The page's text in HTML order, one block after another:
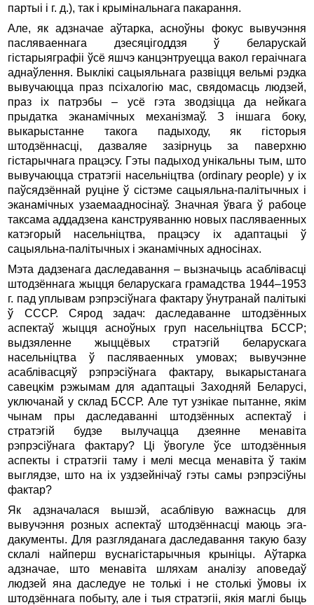
партыі і г. д.), так і крымінальнага пакарання.
Але, як адзначае аўтарка, асноўны фокус вывучэння
пасляваеннага дзесяцігоддзя ў беларускай
гістарыяграфіі ўсё яшчэ канцэнтруецца вакол гераічнага
аднаўлення. Выклікі сацыяльнага развіцця вельмі рэдка
вывучаюцца праз псіхалогію мас, свядомасць людзей,
праз іх патрэбы – усё гэта зводзіцца да нейкага
прыдатка эканамічных механізмаў. З іншага боку,
выкарыстанне такога падыходу, як гісторыя
штодзённасці, дазваляе зазірнуць за паверхню
гістарычнага працэсу. Гэты падыход унікальны тым, што
вывучаюцца стратэгіі насельніцтва (ordinary people) у іх
паўсядзённай руціне ў сістэме сацыяльна-палітычных і
эканамічных узаемаадносінаў. Значная ўвага ў рабоце
таксама аддадзена канструяванню новых пасляваенных
катэгорый насельніцтва, працэсу іх адаптацыі ў
сацыяльна-палітычных і эканамічных адносінах.
Мэта дадзенага даследавання – вызначыць асаблівасці
штодзённага жыцця беларускага грамадства 1944–1953
г. пад уплывам рэпрэсіўнага фактару ўнутранай палітыкі
ў СССР. Сярод задач: даследаванне штодзённых
аспектаў жыцця асноўных груп насельніцтва БССР;
выдзяленне жыццёвых стратэгій беларускага
насельніцтва ў пасляваенных умовах; вывучэнне
асаблівасцяў рэпрэсіўнага фактару, выкарыстанага
савецкім рэжымам для адаптацыі Заходняй Беларусі,
уключанай у склад БССР. Але тут узнікае пытанне, якім
чынам пры даследаванні штодзённых аспектаў і
стратэгій будзе вылучацца дзеянне менавіта
рэпрэсіўнага фактару? Ці ўвогуле ўсе штодзённыя
аспекты і стратэгіі таму і мелі месца менавіта ў такім
выглядзе, што на іх уздзейнічаў гэты самы рэпрэсіўны
фактар?
Як адзначалася вышэй, асаблівую важнасць для
вывучэння розных аспектаў штодзённасці маюць эга-
дакументы. Для разгляданага даследавання такую базу
склалі найперш вуснагістарычныя крыніцы. Аўтарка
адзначае, што менавіта шляхам аналізу аповедаў
людзей яна даследуе не толькі і не столькі ўмовы іх
штодзённага побыту, але і тыя стратэгіі, якія маглі быць